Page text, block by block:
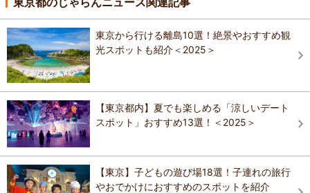
東京から行ける離島10選！絶景やおすすめ観
光スポットも紹介＜2025＞
【東京都内】夏でも楽しめる「涼しいデート
スポット」おすすめ13選！＜2025＞
【東京】子どもの遊び場18選！子連れの旅行
やおでかけにおすすめのスポットを紹介